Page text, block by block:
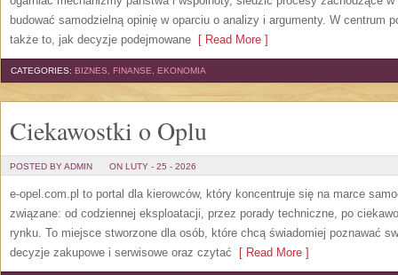
budować samodzielną opinię w oparciu o analizy i argumenty. W centrum
także to, jak decyzje podejmowane [ Read More ]
CATEGORIES: BIZNES, FINANSE, EKONOMIA
Ciekawostki o Oplu
POSTED BY ADMIN ON LUTY - 25 - 2026
e-opel.com.pl to portal dla kierowców, który koncentruje się na marce
związane: od codziennej eksploatacji, przez porady techniczne, po
rynku. To miejsce stworzone dla osób, które chcą świadomiej poznawać
decyzje zakupowe i serwisowe oraz czytać [ Read More ]